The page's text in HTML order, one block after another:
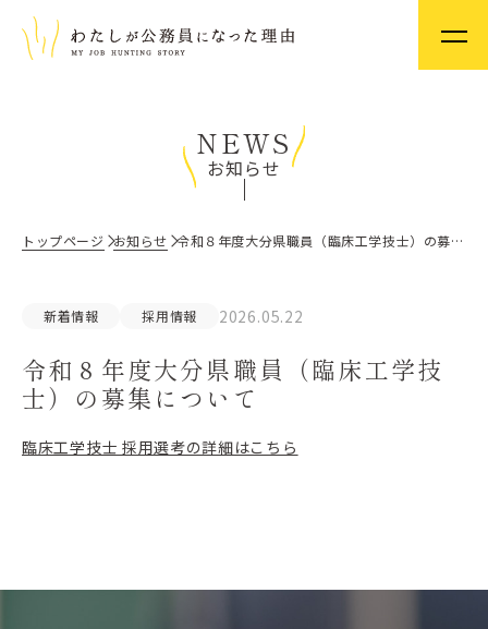
NEWS
お知らせ
トップページ お知らせ 令和８年度大分県職員（臨床工学技士）の募集について
新着情報 採用情報 2026.05.22
令和８年度大分県職員（臨床工学技
士）の募集について
臨床工学技士 採用選考の詳細はこちら